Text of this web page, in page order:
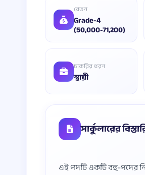
বেতন
Grade-4
(50,000-71,200)
চাকরির ধরন
স্থায়ী
সার্কুলারের
এই পদটি একটি বহু-পদের